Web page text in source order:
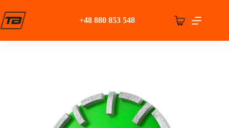
do
treści
+48 880 853 548 Koszyk